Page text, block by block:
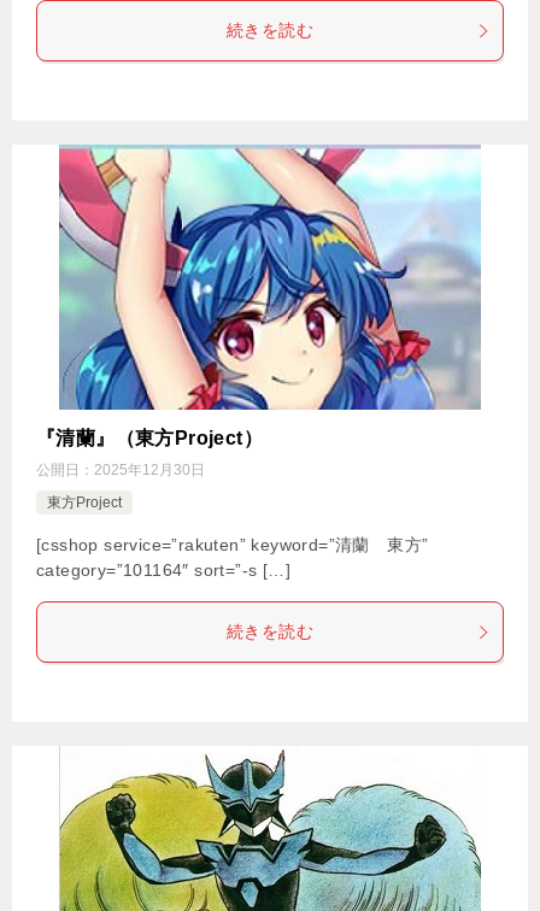
続きを読む
『清蘭』（東方Project）
公開日： 2025年12月30日
東方Project
[csshop service=”rakuten” keyword=”清蘭 東方”
category=”101164″ sort=”-s […]
続きを読む